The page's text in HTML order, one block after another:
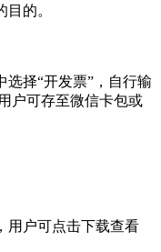
的。
择“开发票”，自行输
户可存至微信卡包或
用户可点击下载查看